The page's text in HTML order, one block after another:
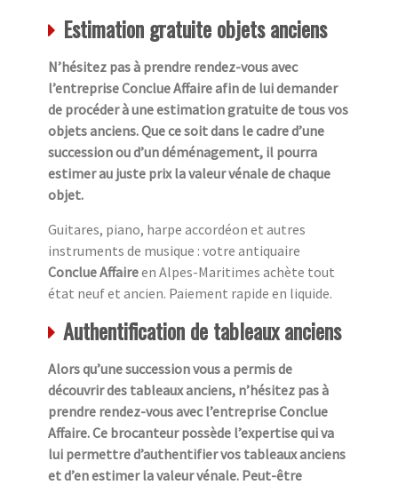
Estimation gratuite objets anciens
N’hésitez pas à prendre rendez-vous avec
l’entreprise Conclue Affaire afin de lui demander
de procéder à une estimation gratuite de tous vos
objets anciens. Que ce soit dans le cadre d’une
succession ou d’un déménagement, il pourra
estimer au juste prix la valeur vénale de chaque
objet.
Guitares, piano, harpe accordéon et autres
instruments de musique : votre antiquaire
Conclue Affaireen Alpes-Maritimes achète tout
état neuf et ancien. Paiement rapide en liquide.
Authentification de tableaux anciens
Alors qu’une succession vous a permis de
découvrir des tableaux anciens, n’hésitez pas à
prendre rendez-vous avec l’entreprise Conclue
Affaire. Ce brocanteur possède l’expertise qui va
lui permettre d’authentifier vos tableaux anciens
et d’en estimer la valeur vénale. Peut-être